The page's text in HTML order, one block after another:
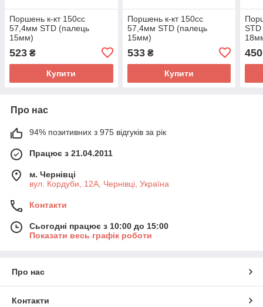
Поршень к-кт 150cc
57,4мм STD (палець
15мм)
523 ₴
Купити
Поршень к-кт 150cc
57,4мм STD (палець
15мм)
533₴
Купити
450
Про нас
94% позитивних з 975 відгуків за рік
Працює з 21.04.2011
м. Чернівці
вул. Кордуби, 12А, Чернівці, Україна
Контакти
Сьогодні працює з 10:00 до 15:00
Показати весь графік роботи
Про нас
Контакти